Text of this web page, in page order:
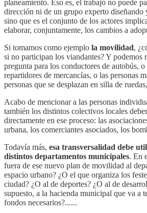
planeamiento. Eso es, el trabajo no puede
dirección ni de un grupo experto diseñando
sino que es el conjunto de los actores
elaborar, conjuntamente, los cambios a
Si tomamos como ejemplo la movilidad,
si no participan los viandantes? Y podemos
pregunta para los conductores de autobús,
repartidores de mercancías, o las personas
personas que se desplazan en silla de
Acabo de mencionar a las personas
también los distintos colectivos locales
directamente en ese proceso: las
urbana, los comerciantes asociados, los
Todavía más, esa transversalidad debe
distintos departamentos municipales. En
fuera de ese nuevo plan de movilidad al
espacio urbano? ¿O el que organiza los
ciudad? ¿O al de deportes? ¿O al de
supuesto, a la hacienda municipal que va a
fondos necesarios?......